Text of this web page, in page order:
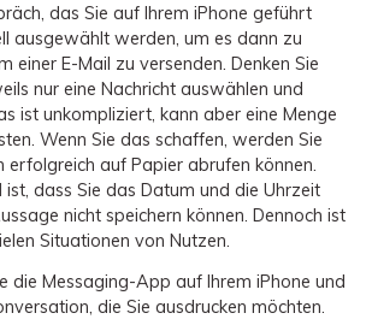
das Sie auf Ihrem iPhone geführt
ausgewählt werden, um es dann zu
einer E-Mail zu versenden. Denken Sie
nur eine Nachricht auswählen und
ist unkompliziert, kann aber eine Menge
Wenn Sie das schaffen, werden Sie
erfolgreich auf Papier abrufen können.
ist, dass Sie das Datum und die Uhrzeit
nicht speichern können. Dennoch ist
Situationen von Nutzen.
die Messaging-App auf Ihrem iPhone und
die Sie ausdrucken möchten.